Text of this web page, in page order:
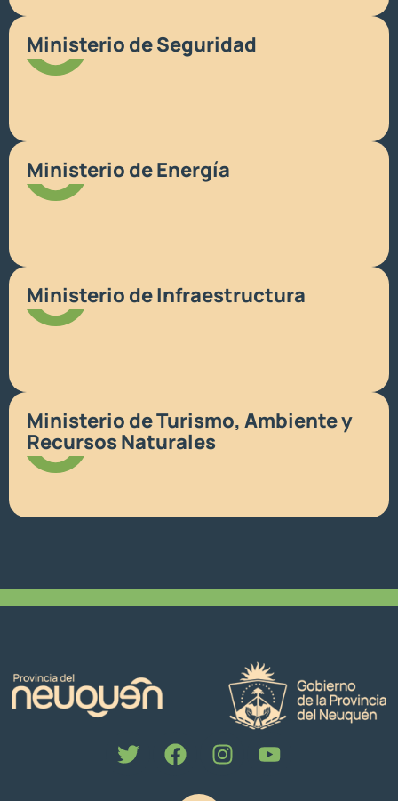
Ministerio de Seguridad
Ministerio de Energía
Ministerio de Infraestructura
Ministerio de Turismo, Ambiente y
Recursos Naturales